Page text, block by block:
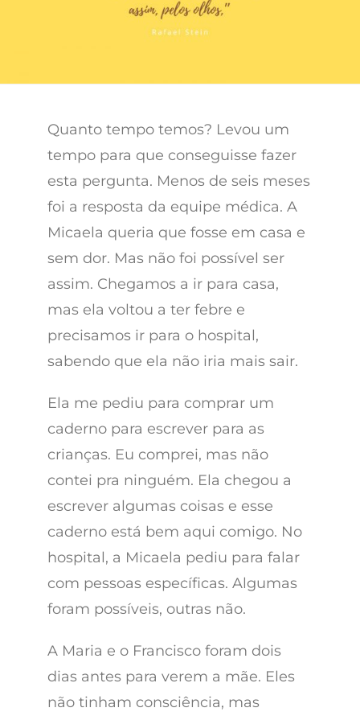
Quanto tempo temos? Levou um
tempo para que conseguisse fazer
esta pergunta. Menos de seis meses
foi a resposta da equipe médica. A
Micaela queria que fosse em casa e
sem dor. Mas não foi possível ser
assim. Chegamos a ir para casa,
mas ela voltou a ter febre e
precisamos ir para o hospital,
sabendo que ela não iria mais sair.
Ela me pediu para comprar um
caderno para escrever para as
crianças. Eu comprei, mas não
contei pra ninguém. Ela chegou a
escrever algumas coisas e esse
caderno está bem aqui comigo. No
hospital, a Micaela pediu para falar
com pessoas específicas. Algumas
foram possíveis, outras não.
A Maria e o Francisco foram dois
dias antes para verem a mãe. Eles
não tinham consciência, mas